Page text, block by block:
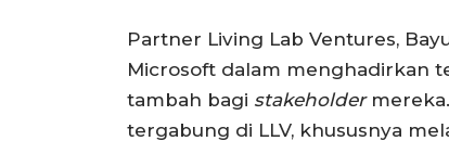
Partner Living Lab Ventures,
Microsoft dalam menghadirkan
tambah bagi stakeholder
tergabung di LLV, khususnya